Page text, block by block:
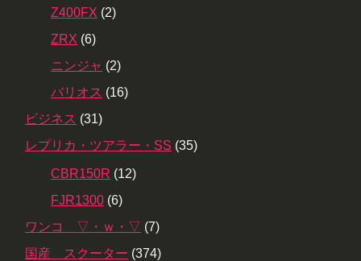
Z400FX (2)
ZRX (6)
ニンジャ (2)
バリオス (16)
ビジネス (31)
レプリカ・ツアラー・SS (35)
CBR150R (12)
FJR1300 (6)
ワンコ ▽・ｗ・▽ (7)
国産 スクーター (374)